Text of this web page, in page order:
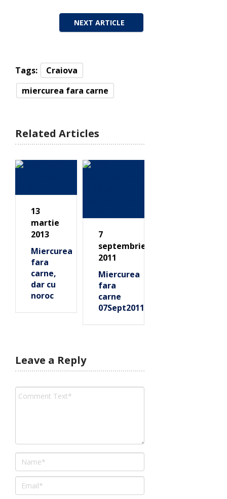
NEXT ARTICLE
Tags:
Craiova
miercurea fara carne
Related Articles
13
martie
2013
Miercurea
fara
carne,
dar cu
noroc
7
septembrie
2011
Miercurea
fara
carne
07Sept2011
Leave a Reply